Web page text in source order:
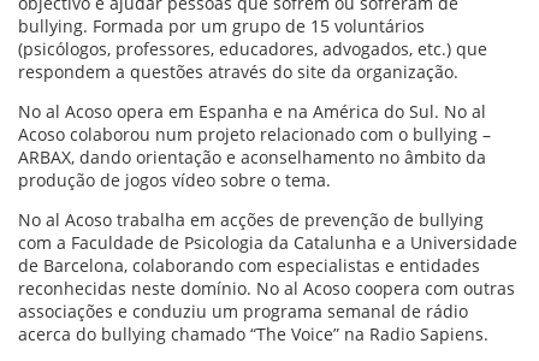
bullying. Formada por um grupo de 15 voluntários
(psicólogos, professores, educadores, advogados, etc.) que
respondem a questões através do site da organização.
No al Acoso opera em Espanha e na América do Sul. No al
Acoso colaborou num projeto relacionado com o bullying –
ARBAX, dando orientação e aconselhamento no âmbito da
produção de jogos vídeo sobre o tema.
No al Acoso trabalha em acções de prevenção de bullying
com a Faculdade de Psicologia da Catalunha e a Universidade
de Barcelona, colaborando com especialistas e entidades
reconhecidas neste domínio. No al Acoso coopera com outras
associações e conduziu um programa semanal de rádio
acerca do bullying chamado “The Voice” na Radio Sapiens.